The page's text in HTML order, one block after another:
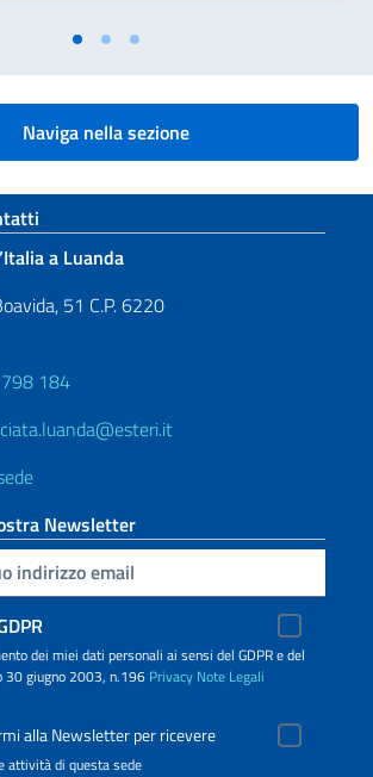
Naviga nella sezione
a Luanda
51 C.P. 6220
184
Newsletter
dei miei dati personali ai sensi del GDPR e del
30 giugno 2003, n.196 Privacy Note Legali
alla Newsletter per ricevere
attività di questa sede